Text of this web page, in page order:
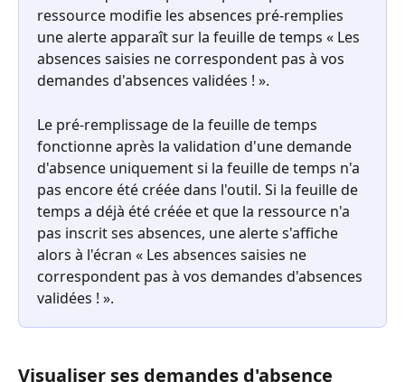
ressource modifie les absences pré-remplies
une alerte apparaît sur la feuille de temps « Les
absences saisies ne correspondent pas à vos
demandes d'absences validées ! ».
Le pré-remplissage de la feuille de temps
fonctionne après la validation d'une demande
d'absence uniquement si la feuille de temps n'a
pas encore été créée dans l'outil. Si la feuille de
temps a déjà été créée et que la ressource n'a
pas inscrit ses absences, une alerte s'affiche
alors à l'écran « Les absences saisies ne
correspondent pas à vos demandes d'absences
validées ! ».
Visualiser ses demandes d'absence